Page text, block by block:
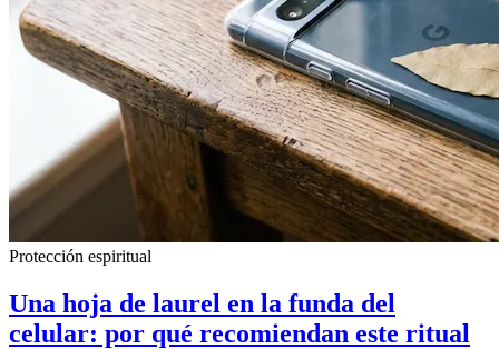
Protección espiritual
Una hoja de laurel en la funda del
celular: por qué recomiendan este ritual